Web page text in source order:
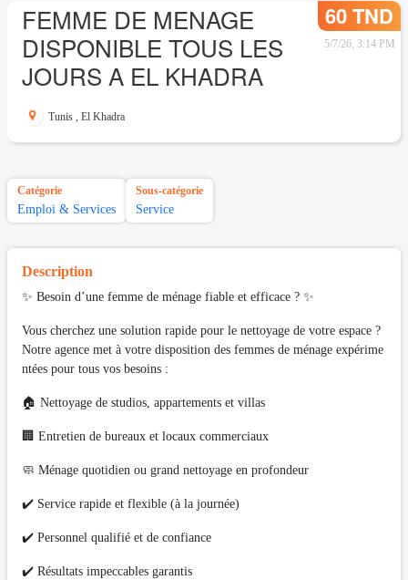
FEMME DE MENAGE
DISPONIBLE TOUS LES
JOURS A EL KHADRA
60 TND
5/7/26, 3:14 PM
Tunis , El Khadra
Catégorie
Emploi & Services
Sous-catégorie
Service
Description
✨ Besoin d’une femme de ménage fiable et efficace ? ✨
Vous cherchez une solution rapide pour le nettoyage de votre espace ?
Notre agence met à votre disposition des femmes de ménage expérime
ntées pour tous vos besoins :
🏠 Nettoyage de studios, appartements et villas
🏢 Entretien de bureaux et locaux commerciaux
🧼 Ménage quotidien ou grand nettoyage en profondeur
✔️ Service rapide et flexible (à la journée)
✔️ Personnel qualifié et de confiance
✔️ Résultats impeccables garantis